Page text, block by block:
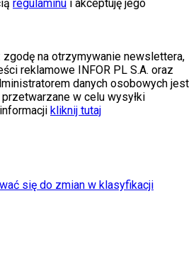
regulaminu i akceptuję jego
na otrzymywanie newslettera,
reklamowe INFOR PL S.A. oraz
danych osobowych jest
przetwarzane w celu wysyłki
kliknij tutaj
się do zmian w klasyfikacji